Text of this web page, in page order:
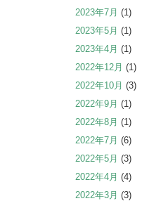
2023年7月 (1)
2023年5月 (1)
2023年4月 (1)
2022年12月 (1)
2022年10月 (3)
2022年9月 (1)
2022年8月 (1)
2022年7月 (6)
2022年5月 (3)
2022年4月 (4)
2022年3月 (3)